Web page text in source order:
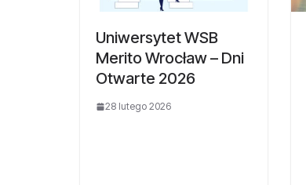
Uniwersytet WSB
Merito Wrocław – Dni
Otwarte 2026
28 lutego 2026